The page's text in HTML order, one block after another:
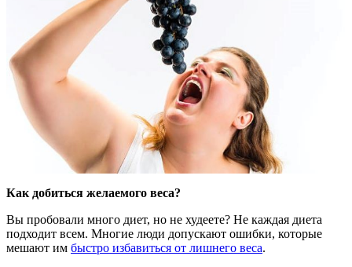
Как добиться желаемого веса?
Вы пробовали много диет, но не худеете? Не каждая диета
подходит всем. Многие люди допускают ошибки, которые
мешают им быстро избавиться от лишнего веса.